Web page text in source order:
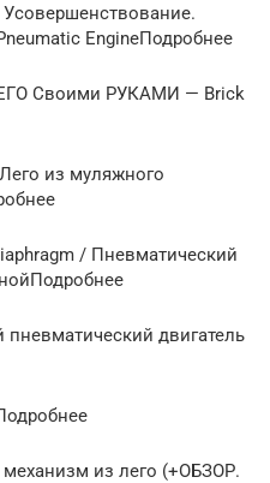
EngineПодробнее
Своими РУКАМИ — Brick
из муляжного
/ Пневматический
двигатель
из лего (+ОБЗОР.